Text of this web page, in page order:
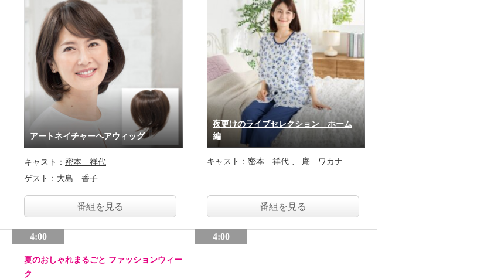
アートネイチャーヘアウィッグ
キャスト： 密本 祥代
ゲスト： 大島 香子
番組を見る
4:00
夏のおしゃれまるごと ファッションウィー
ク
夜更けのライブセレクション ホーム
編
キャスト： 密本 祥代 庵 ワカナ
番組を見る
4:00